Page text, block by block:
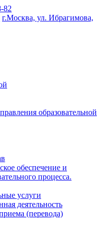
82
г.Москва, ул. Ибрагимова,
образовательной
обеспечение и
процесса.
услуги
деятельность
(перевода)